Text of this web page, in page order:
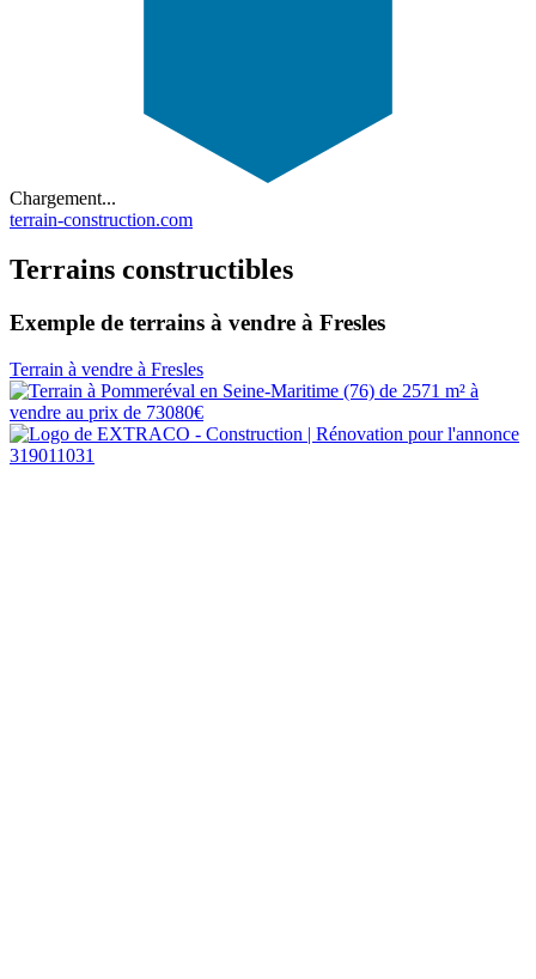
Chargement...
terrain-construction.com
Terrains constructibles
Exemple de terrains à vendre à Fresles
Terrain à vendre à Fresles